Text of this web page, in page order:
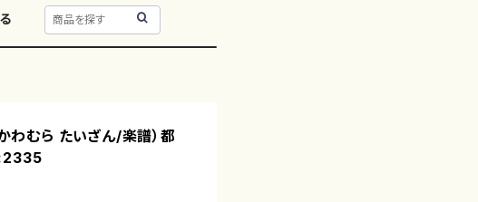
わむら たいざん/楽譜）都